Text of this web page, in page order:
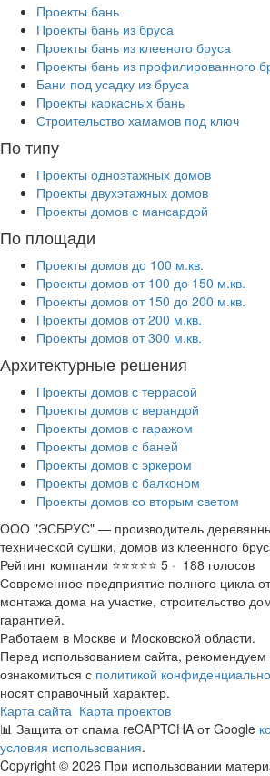
Проекты бань
Проекты бань из бруса
Проекты бань из клееного бруса
Проекты бань из профилированного
Бани под усадку из бруса
Проекты каркасных бань
Строительство хамамов под ключ
По типу
Проекты одноэтажных домов
Проекты двухэтажных домов
Проекты домов с мансардой
По площади
Проекты домов до 100 м.кв.
Проекты домов от 100 до 150 м.кв.
Проекты домов от 150 до 200 м.кв.
Проекты домов от 200 м.кв.
Проекты домов от 300 м.кв.
Архитектурные решения
Проекты домов с террасой
Проекты домов с верандой
Проекты домов с гаражом
Проекты домов с баней
Проекты домов с эркером
Проекты домов с балконом
Проекты домов со вторым светом
ООО "ЭСБРУС" — производитель
технической сушки, домов из клеенного
Рейтинг компании ⭐⭐⭐⭐⭐ 5 · ‎ 188 голосов
Современное предприятие полного цикла
монтажа дома на участке, строительство
гарантией.
Работаем в Москве и Московской области.
Перед использованием сайта,
ознакомиться с политикой
носят справочный характер.
Карта сайта Карта проектов
📊 Защита от спама reCAPTCHA от Google
условия использования.
Copyright © 2026 При использовании